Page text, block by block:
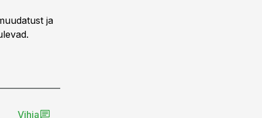
ja
Vihja